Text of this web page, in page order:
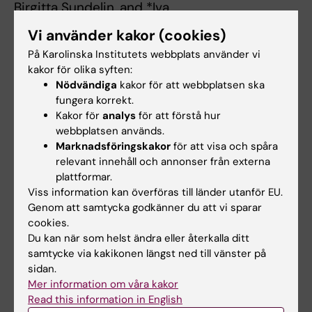
Birgitta Sundelin, and *Iva
Gunnarsson*. Rheumatology 2020
1) Myriam Martin, Rebecca Trattner Evetovics,
Sara C. Nilsson, Albin Björk,
Agneta Zickert, Anna M. Blom and *Iva
Gunnarsson* Plasma C4d correlates
with C4d deposition in kidneys and with
treatment response in systemic
lupus erythematosus with renal involvement.
Frontiers Immunology 2020
1) Antovic A, Mobarrez F, Manojlovic M, Soutari
N, De Porta Baggemar
V, Nordin A, Bruchfeld A, Vojinovic J, *
Gunnarsson I.
*Microparticles Expressing Myeloperoxidase
and Complement C3a and C5a as
Markers of Renal Involvement in Antineutrophil
Vi använder kakor (cookies)
På Karolinska Institutets webbplats använder vi
kakor för olika syften:
Nödvändiga kakor för att webbplatsen ska
fungera korrekt.
Kakor för analys för att förstå hur
webbplatsen används.
Marknadsföringskakor för att visa och spåra
relevant innehåll och annonser från externa
plattformar.
Viss information kan överföras till länder utanför EU.
Genom att samtycka godkänner du att vi sparar
cookies.
Du kan när som helst ändra eller återkalla ditt
samtycke via kakikonen längst ned till vänster på
sidan.
Mer information om våra kakor
Read this information in English